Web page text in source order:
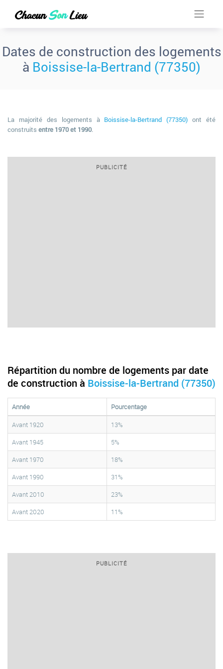
Dates de construction des logements
à Boissise-la-Bertrand (77350)
La majorité des logements à Boissise-la-Bertrand (77350) ont été
construits entre 1970 et 1990.
PUBLICITÉ
Répartition du nombre de logements par date
de construction à Boissise-la-Bertrand (77350)
Année
Pourcentage
Avant 1920
13%
Avant 1945
5%
Avant 1970
18%
Avant 1990
31%
Avant 2010
23%
Avant 2020
11%
PUBLICITÉ